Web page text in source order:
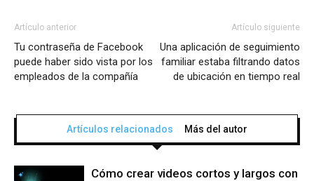
Artículo anterior
Tu contraseña de Facebook
puede haber sido vista por los
empleados de la compañía
Artículo siguiente
Una aplicación de seguimiento
familiar estaba filtrando datos
de ubicación en tiempo real
Artículos relacionados Más del autor
Cómo crear videos cortos y largos con